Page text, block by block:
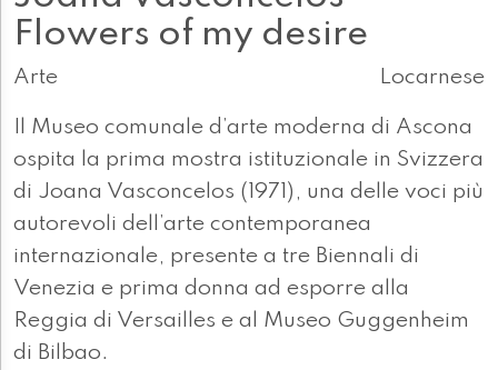
Flowers of my desire
Arte Locarnese
Il Museo comunale d’arte moderna di Ascona
ospita la prima mostra istituzionale in Svizzera
di Joana Vasconcelos (1971), una delle voci più
autorevoli dell’arte contemporanea
internazionale, presente a tre Biennali di
Venezia e prima donna ad esporre alla
Reggia di Versailles e al Museo Guggenheim
di Bilbao.